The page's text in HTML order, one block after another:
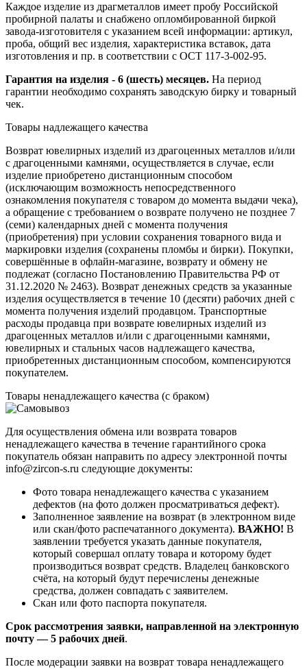
Каждое изделие из драгметаллов имеет пробу Российской
пробирной палаты и снабжено опломбированной биркой
завода-изготовителя с указанием всей информации: артикул,
проба, общий вес изделия, характеристика вставок, дата
изготовления и пр. в соответствии с ОСТ 117-3-002-95.
Гарантия на изделия - 6 (шесть) месяцев. На период
гарантии необходимо сохранять заводскую бирку и товарный
чек.
Товары надлежащего качества
Возврат ювелирных изделий из драгоценных металлов и/или
с драгоценными камнями, осуществляется в случае, если
изделие приобретено дистанционным способом
(исключающим возможность непосредственного
ознакомления покупателя с товаром до момента выдачи чека),
а обращение с требованием о возврате получено не позднее 7
(семи) календарных дней с момента получения
(приобретения) при условии сохранения товарного вида и
маркировки изделия (сохранены пломбы и бирки). Покупки,
совершённые в офлайн-магазине, возврату и обмену не
подлежат (согласно Постановлению Правительства РФ от
31.12.2020 № 2463). Возврат денежных средств за указанные
изделия осуществляется в течение 10 (десяти) рабочих дней с
момента получения изделий продавцом. Транспортные
расходы продавца при возврате ювелирных изделий из
драгоценных металлов и/или с драгоценными камнями,
ювелирных и стальных часов надлежащего качества,
приобретенных дистанционным способом, компенсируются
покупателем.
Товары ненадлежащего качества (с браком)
Для осуществления обмена или возврата товаров
ненадлежащего качества в течение гарантийного срока
покупатель обязан направить по адресу электронной почты
info@zircon-s.ru следующие документы:
Фото товара ненадлежащего качества с указанием
дефектов (на фото должен просматриваться дефект).
Заполненное заявление на возврат (в электронном виде
или скан/фото распечатанного документа). ВАЖНО! В
заявлении требуется указать данные покупателя,
который совершал оплату товара и которому будет
производиться возврат средств. Владелец банковского
счёта, на который будут перечислены денежные
средства, должен совпадать с заявителем.
Скан или фото паспорта покупателя.
Срок рассмотрения заявки, направленной на электронную
почту — 5 рабочих дней.
После модерации заявки на возврат товара ненадлежащего